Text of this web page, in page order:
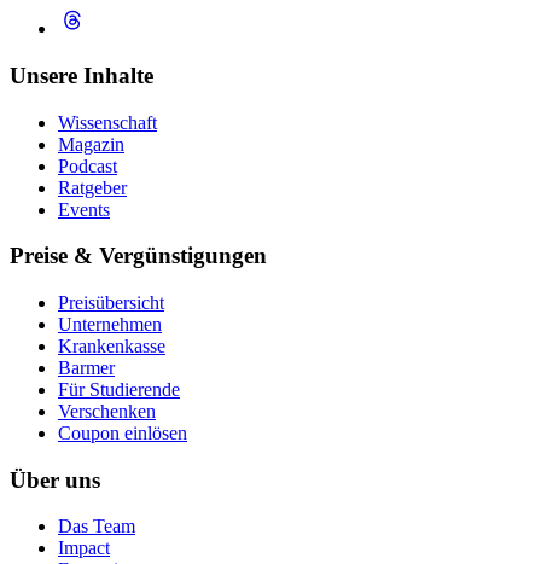
Unsere Inhalte
Wissenschaft
Magazin
Podcast
Ratgeber
Events
Preise & Vergünstigungen
Preisübersicht
Unternehmen
Krankenkasse
Barmer
Für Studierende
Ver­schen­ken
Coupon einlösen
Über uns
Das Team
Impact